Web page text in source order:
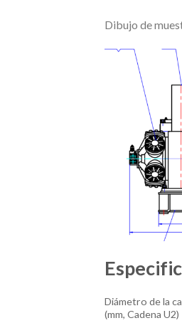
Dibujo de
Diámetro de la
(mm, Cadena U2)